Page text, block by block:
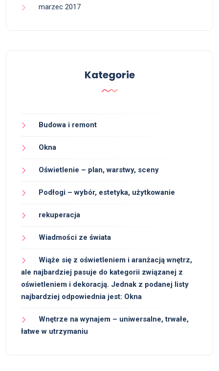
marzec 2017
Kategorie
Budowa i remont
Okna
Oświetlenie – plan, warstwy, sceny
Podłogi – wybór, estetyka, użytkowanie
rekuperacja
Wiadmości ze świata
Wiąże się z oświetleniem i aranżacją wnętrz,
ale najbardziej pasuje do kategorii związanej z
oświetleniem i dekoracją. Jednak z podanej listy
najbardziej odpowiednia jest: Okna
Wnętrze na wynajem – uniwersalne, trwałe,
łatwe w utrzymaniu